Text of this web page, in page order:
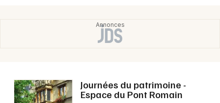
Journées du patrimoine -
Espace du Pont Romain